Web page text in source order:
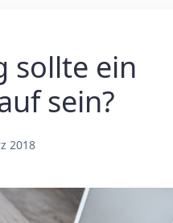
sollte ein
sein?
2018